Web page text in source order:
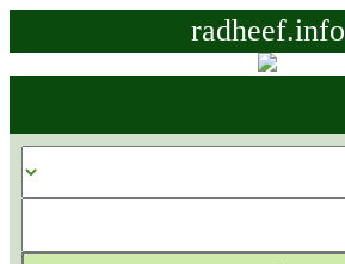
radheef.info